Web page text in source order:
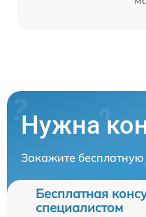
Нужна
Закажите
Бесплатная
специалистом